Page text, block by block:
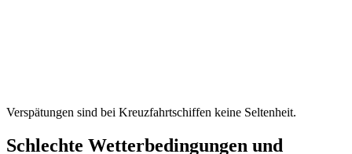
Verspätungen sind bei Kreuzfahrtschiffen keine Seltenheit.
Schlechte Wetterbedingungen und